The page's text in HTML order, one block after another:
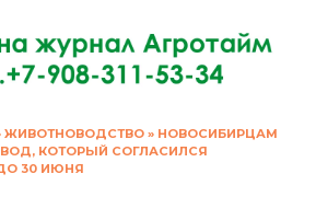
ЖИВОТНОВОДСТВО » НОВОСИБИРЦАМ
КОТОРЫЙ СОГЛАСИЛСЯ
30 ИЮНЯ